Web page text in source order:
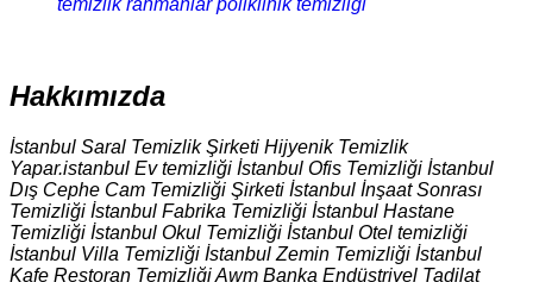
temizlik rahmanlar poliklinik temizliği
Hakkımızda
İstanbul Saral Temizlik Şirketi Hijyenik Temizlik
Yapar.istanbul Ev temizliği İstanbul Ofis Temizliği İstanbul
Dış Cephe Cam Temizliği Şirketi İstanbul İnşaat Sonrası
Temizliği İstanbul Fabrika Temizliği İstanbul Hastane
Temizliği İstanbul Okul Temizliği İstanbul Otel temizliği
İstanbul Villa Temizliği İstanbul Zemin Temizliği İstanbul
Kafe Restoran Temizliği Awm Banka Endüstriyel Tadilat